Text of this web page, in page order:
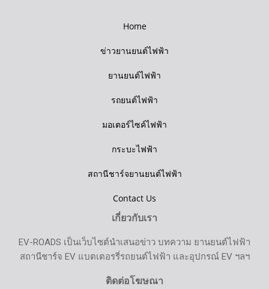
Home
ข่าวยานยนต์ไฟฟ้า
ยานยนต์ไฟฟ้า
รถยนต์ไฟฟ้า
มอเตอร์ไซค์ไฟฟ้า
กระบะไฟฟ้า
สถานีชาร์จยานยนต์ไฟฟ้า
Contact Us
เกี่ยวกับเรา
EV-ROADS เป็นเว็บไซต์นำเสนอข่าว บทความ ยานยนต์ไฟฟ้า
สถานีชาร์จ EV แบตเตอรรี่รถยนต์ไฟฟ้า และอุปกรณ์ EV ฯลฯ
ติดต่อโฆษณา